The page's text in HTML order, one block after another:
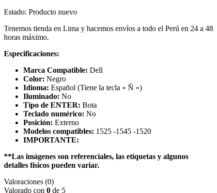
Estado: Producto nuevo
Tenemos tienda en Lima y hacemos envíos a todo el Perú en 24 a 48
horas máximo.
Especificaciones:
Marca Compatible: Dell
Color: Negro
Idioma: Español (Tiene la tecla » Ñ «)
Iluminado: No
Tipo de ENTER: Bota
Teclado numérico: No
Posición: Externo
Modelos compatibles: 1525 -1545 -1520
IMPORTANTE:
**Las imágenes son referenciales, las etiquetas y algunos
detalles físicos pueden variar.
Valoraciones (0)
Valorado con 0 de 5